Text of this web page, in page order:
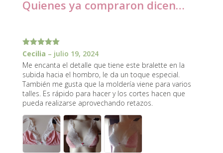
Quienes ya compraron dicen…
Valorado
de 5
Cecilia – julio 19, 2024
Me encanta el detalle que tiene este bralette en la
subida hacia el hombro, le da un toque especial.
También me gusta que la moldería viene para varios
talles. Es rápido para hacer y los cortes hacen que
pueda realizarse aprovechando retazos.